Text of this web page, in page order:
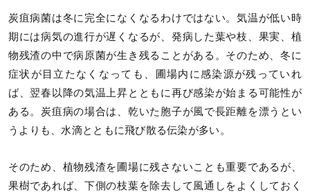
炭疽病菌は冬に完全になくなるわけではない。気温が低い時
期には病気の進行が遅くなるが、発病した葉や枝、果実、植
物残渣の中で病原菌が生き残ることがある。そのため、冬に
症状が目立たなくなっても、圃場内に感染源が残っていれ
ば、翌春以降の気温上昇とともに再び感染が始まる可能性が
ある。炭疽病の場合は、乾いた胞子が風で長距離を漂うとい
うよりも、水滴とともに飛び散る伝染が多い。
そのため、植物残渣を圃場に残さないことも重要であるが、
果樹であれば、下側の枝葉を除去して風通しをよくしておく